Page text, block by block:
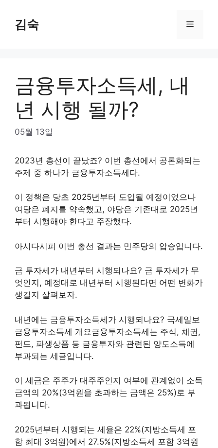
content
김숙 Menu
금융투자소득세, 내
년 시행 될까?
05월 13일
2023년 총선이 끝났죠? 이번 총선에서 공론화되는
주제 중 하나가 금융투자소득세다.
이 정책은 당초 2025년부터 도입될 예정이었으나
여당은 폐지를 약속했고, 야당은 기존대로 2025년
부터 시행해야 한다고 주장했다.
아시다시피 이번 총선 결과는 민주당의 압승입니다.
금 투자세가 내년부터 시행되나요? 금 투자세가 무
엇인지, 예정대로 내년부터 시행된다면 어떤 변화가
생길지 살펴보자.
내년에는 금융투자소득세가 시행되나요? 국세일보
금융투자소득세 개요금융투자소득세는 주식, 채권,
펀드, 파생상품 등 금융투자와 관련된 양도소득에
부과되는 세금입니다.
이 세금은 주주가 대주주인지 여부에 관계없이 소득
금액의 20%(3억원을 초과하는 금액은 25%)로 부
과됩니다.
2025년부터 시행되는 세율은 22%(지방소득세 포
함 최대 3억원)에서 27.5%(지방소득세 포함 3억원